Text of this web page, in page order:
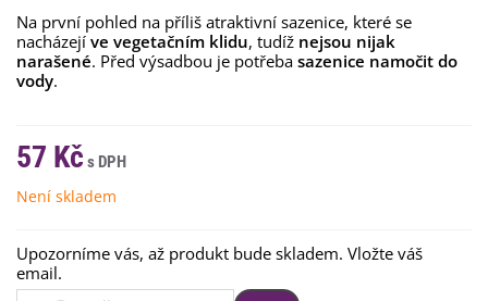
Na první pohled na příliš atraktivní sazenice, které se
nacházejí ve vegetačním klidu, tudíž nejsou nijak
narašené. Před výsadbou je potřeba sazenice namočit do
vody.
57 Kč
Není skladem
Upozorníme vás, až produkt bude skladem. Vložte váš
email.